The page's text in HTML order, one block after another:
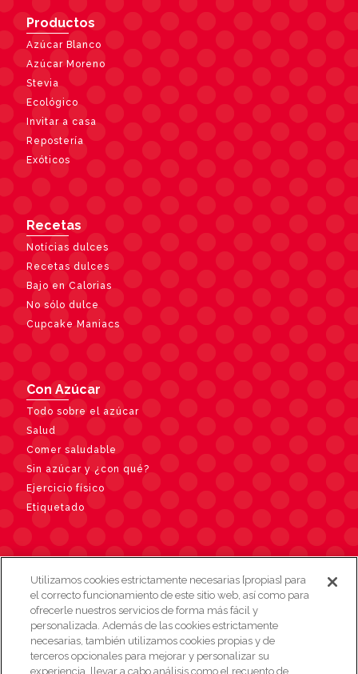
Productos
Azúcar Blanco
Azúcar Moreno
Stevia
Ecológico
Invitar a casa
Repostería
Exóticos
Recetas
Notícias dulces
Recetas dulces
Bajo en Calorias
No sólo dulce
Cupcake Maniacs
Con Azúcar
Todo sobre el azúcar
Salud
Comer saludable
Sin azúcar y ¿con qué?
Ejercicio físico
Etiquetado
Contacto
Utilizamos cookies estrictamente necesarias [propias] para
el correcto funcionamiento de este sitio web, así como para
ofrecerle nuestros servicios de forma más fácil y
personalizada. Además de las cookies estrictamente
necesarias, también utilizamos cookies propias y de
terceros opcionales para mejorar y personalizar su
experiencia, llevar a cabo análisis como el recuento de